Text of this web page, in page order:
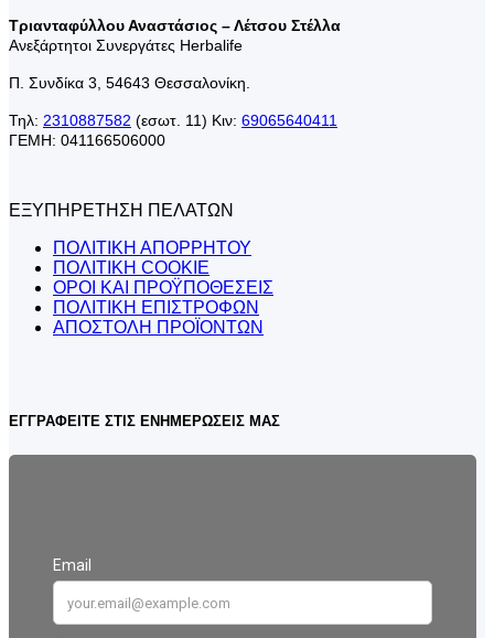
Τριανταφύλλου Αναστάσιος – Λέτσου Στέλλα
Ανεξάρτητοι Συνεργάτες Herbalife
Π. Συνδίκα 3, 54643 Θεσσαλονίκη.
Τηλ: 2310887582 (εσωτ. 11) Κιν: 69065640411
ΓΕΜΗ: 041166506000
ΕΞΥΠΗΡΕΤΗΣΗ ΠΕΛΑΤΩΝ
ΠΟΛΙΤΙΚΗ ΑΠΟΡΡΗΤΟΥ
ΠΟΛΙΤΙΚΗ COOKIE
ΟΡΟΙ ΚΑΙ ΠΡΟΫΠΟΘΕΣΕΙΣ
ΠΟΛΙΤΙΚΗ ΕΠΙΣΤΡΟΦΩΝ
ΑΠΟΣΤΟΛΗ ΠΡΟΪΟΝΤΩΝ
ΕΓΓΡΑΦΕΙΤΕ ΣΤΙΣ ΕΝΗΜΕΡΩΣΕΙΣ ΜΑΣ